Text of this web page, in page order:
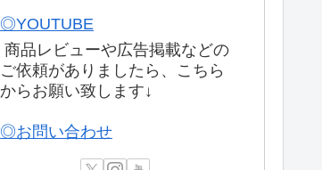
◎YOUTUBE
商品レビューや広告掲載などの
ご依頼がありましたら、こちら
からお願い致します↓
◎お問い合わせ